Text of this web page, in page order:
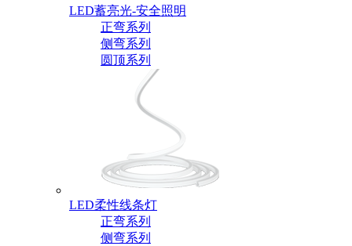
LED蓄亮光-安全照明
正弯系列
侧弯系列
圆顶系列
LED柔性线条灯
正弯系列
侧弯系列